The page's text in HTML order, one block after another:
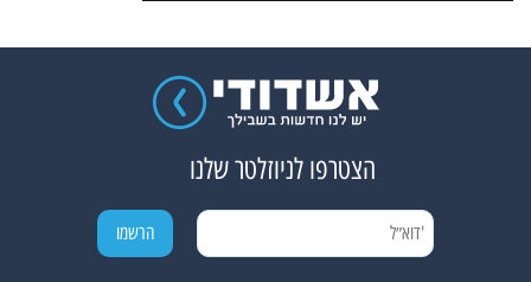
הצטרפו לניוזלטר שלנו